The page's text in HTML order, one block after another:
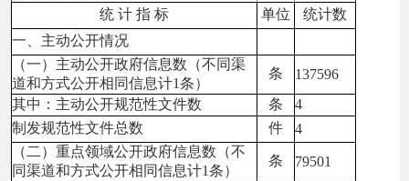
统 计 指 标
单位
统计数
一、主动公开情况
（一）主动公开政府信息数（不同渠
道和方式公开相同信息计1条）
条
137596
其中：主动公开规范性文件数
条
4
制发规范性文件总数
件
4
（二）重点领域公开政府信息数（不
同渠道和方式公开相同信息计1条）
条
79501